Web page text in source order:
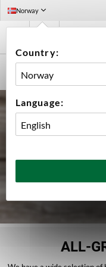
Norway
Country:
Language:
ALL-